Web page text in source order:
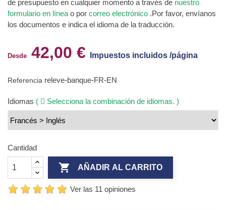
de presupuesto en cualquier momento a través de nuestro
formulario en línea o por correo electrónico .Por favor, envíanos
los documentos e indica el idioma de la traducción.
Desde 42,00 € Impuestos incluidos /página
Referencia releve-banque-FR-EN
Idiomas ( Selecciona la combinación de idiomas. )
Cantidad
 AÑADIR AL CARRITO
Ver las 11 opiniones